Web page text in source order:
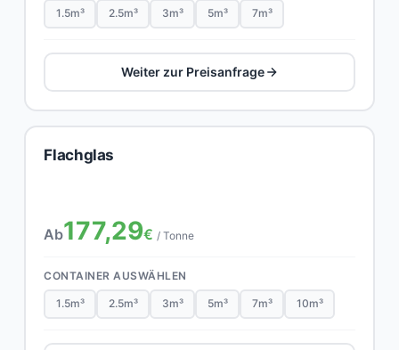
1.5m³ 2.5m³ 3m³ 5m³ 7m³
Weiter zur Preisanfrage
Flachglas
Ab177,29€ / Tonne
CONTAINER AUSWÄHLEN
1.5m³ 2.5m³ 3m³ 5m³ 7m³ 10m³